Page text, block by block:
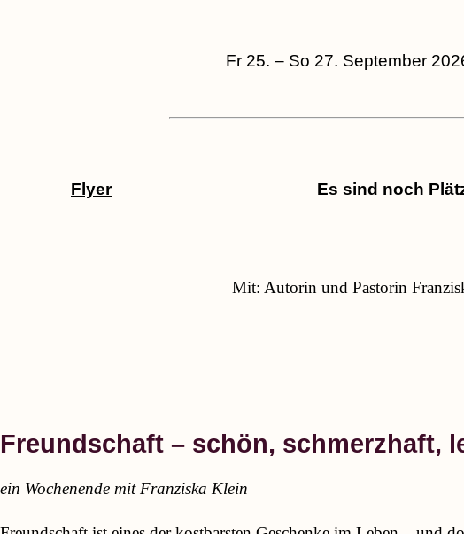
Fr 25. – So 27. September
Flyer Es sind noch
Mit: Autorin und Pastorin
Freundschaft – schön, schmerzhaft,
ein Wochenende mit Franziska Klein